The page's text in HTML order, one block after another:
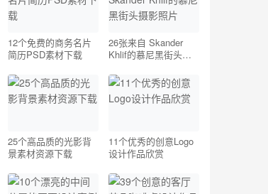
12个免费的商务名片
简历PSD素材下载
26张来自 Skander
Khlif的慕尼黑街头摄
25个高品质的光影背
景素材资源下载
11个优秀的创意Logo
设计作品欣赏